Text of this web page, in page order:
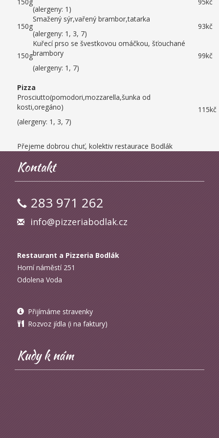
(alergeny: 1)
150g
Smažený sýr,vařený brambor,tatarka
(alergeny: 1, 3, 7)
93kč
150g
Kuřecí prso se švestkovou omáčkou, šťouchané
brambory
(alergeny: 1, 7)
99kč
Pizza
Prosciutto(pomodori,mozzarella,šunka od
kosti,oregáno)
(alergeny: 1, 3, 7)
115kč
Přejeme dobrou chuť, kolektiv restaurace Bodlák
Kontakt
283 971 262
info@pizzeriabodlak.cz
Restaurant a Pizzeria Bodlák
Horní náměstí 251
Odolena Voda
Přijímáme stravenky
Rozvoz jídla (i na faktury)
Kudy k nám